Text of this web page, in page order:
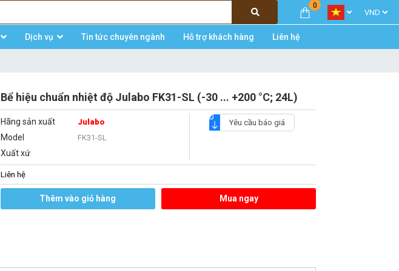
0
Dịch vụ Tin tức chuyên ngành Hỗ trợ khách hàng Liên hệ
Bể hiệu chuẩn nhiệt độ Julabo FK31-SL (-30 ... +200 °C; 24L)
Hãng sản xuất Julabo
Model FK31-SL
Xuất xứ
Yêu cầu báo giá
Liên hệ
Thêm vào giỏ hàng Mua ngay